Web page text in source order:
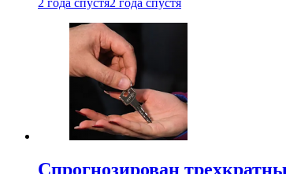
2 года спустя2 года спустя
Спрогнозирован